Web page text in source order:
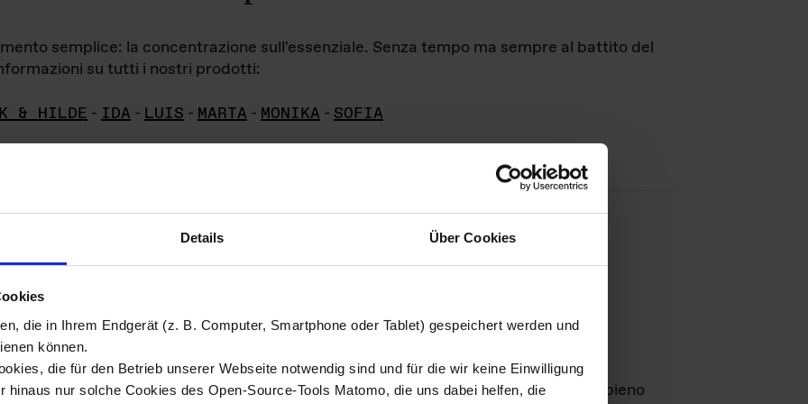
Details Über Cookies
die in Ihrem Endgerät (z. B. Computer, Smartphone oder Tablet) gespeichert werden und
können.
die für den Betrieb unserer Webseite notwendig sind und für die wir keine Einwilligung
hinaus nur solche Cookies des Open-Source-Tools Matomo, die uns dabei helfen, die
semplice: la concentrazione sull'essenziale. Senza tempo ma sempre al battito del
su tutti i nostri prodotti:
& HILDE - IDA - LUIS - MARTA - MONIKA - SOFIA
di immagini
materiale fotografico sono detenuti daDas ganze LebenGmbH e rimangono in pieno